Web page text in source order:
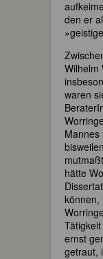
den er
Wilhelm
waren
Mannes
hätte
können,
ernst
getraut,